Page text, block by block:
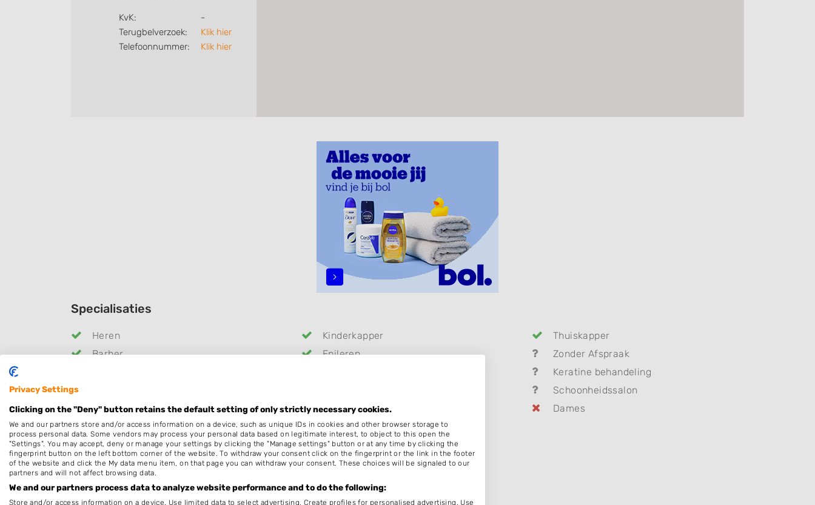
KvK:
-
Terugbelverzoek:
Klik hier
Telefoonnummer:
Klik hier
Specialisaties
Heren Kinderkapper
Thuiskapper
Barber
Epileren
Zonder Afspraak
Keratine behandeling
Schoonheidssalon
Pruiken
Permanenten Dames
Openingstijden
Maandag 12:00 -18:30
Dinsdag
Woensdag
10:00 - 18:30
Privacy Settings
Clicking on the "Deny" button retains the default setting of only strictly necessary cookies.
We and our partners store and/or access information on a device, such as unique IDs in cookies and other browser storage to
process personal data. Some vendors may process your personal data based on legitimate interest, to object to this open the
"Settings". You may accept, deny or manage your settings by clicking the "Manage settings" button or at any time by clicking the
fingerprint button on the left bottom corner of the website. To withdraw your consent click on the fingerprint or the link in the footer
of the website and click the My data menu item, on that page you can withdraw your consent. These choices will be signaled to our
partners and will not affect browsing data.
We and our partners process data to analyze website performance and to do the following:
Store and/or access information on a device. Use limited data to select advertising. Create profiles for personalised advertising. Use